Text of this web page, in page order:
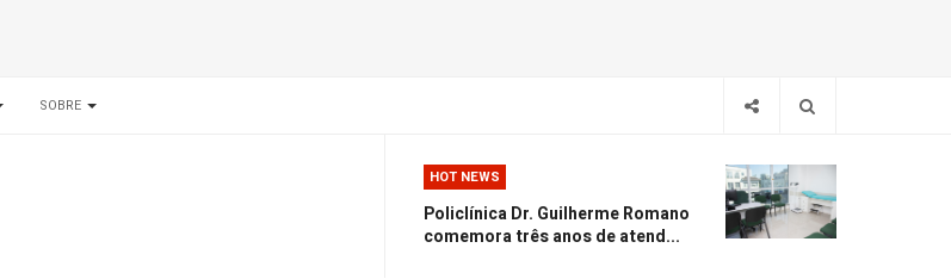
SOBRE
HOT NEWS
Policlínica Dr. Guilherme Romano
comemora três anos de atend...